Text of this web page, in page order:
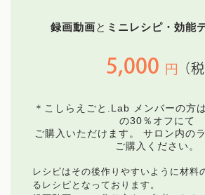
オンラインコミュニティ
講師
お問い合わせ
録画動画と ミニレシピ・効能
5,000 円 （
＊こしらえごと.Lab メンバーの方
の30％オフにて
ご購入いただけます。
サロン内の
ご購入ください。
レシピはその後作りやすいように材料
るレシピとなっております。